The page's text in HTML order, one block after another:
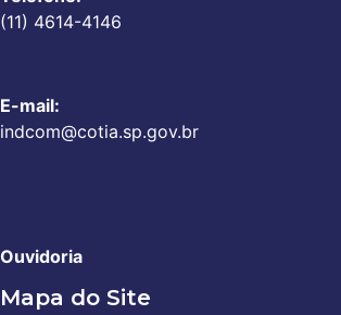
(11) 4614-4146
E-mail:
indcom@cotia.sp.gov.br
Ouvidoria
Mapa do Site